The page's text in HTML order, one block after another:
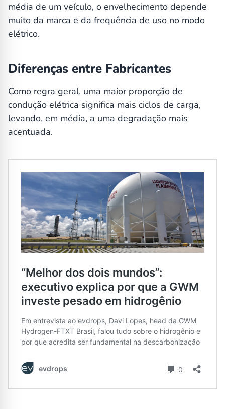
média de um veículo, o envelhecimento depende
muito da marca e da frequência de uso no modo
elétrico.
Diferenças entre Fabricantes
Como regra geral, uma maior proporção de
condução elétrica significa mais ciclos de carga,
levando, em média, a uma degradação mais
acentuada.